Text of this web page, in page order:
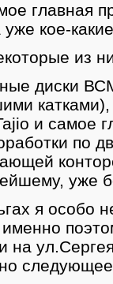
главная
кое-
из
диски
и самое
по
уже
я особо
на